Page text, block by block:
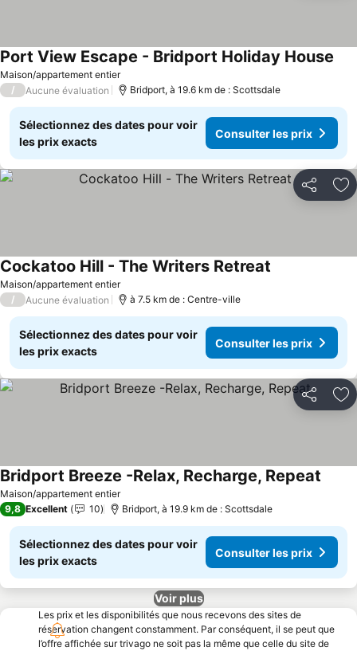
Maison/appartement entier
Port View Escape - Bridport Holiday House
/ Aucune évaluation Bridport, à 19.6 km de : Scottsdale
Sélectionnez des dates pour voir
les prix exacts
Consulter les prix
Partager
Maison/appartement entier
Cockatoo Hill - The Writers Retreat
/ Aucune évaluation à 7.5 km de : Centre-ville
Sélectionnez des dates pour voir
les prix exacts
Consulter les prix
Partager
Maison/appartement entier
Bridport Breeze -Relax, Recharge, Repeat
9,8 Excellent 10 Bridport, à 19.9 km de : Scottsdale
Sélectionnez des dates pour voir
les prix exacts
Consulter les prix
Voir plus
Les prix et les disponibilités que nous recevons des sites de
réservation changent constamment. Par conséquent, il se peut que
l’offre affichée sur trivago ne soit pas la même que celle du site de